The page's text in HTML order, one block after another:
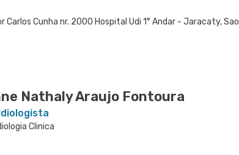
Carlos Cunha nr. 2000 Hospital Udi 1° Andar - Jaracaty, Sao
Nathaly Araujo Fontoura
Clinica